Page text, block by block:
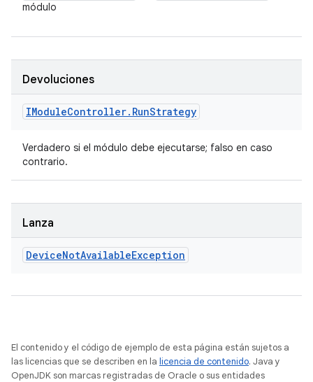
módulo
Devoluciones
IModuleController. RunStrategy
Verdadero si el módulo debe ejecutarse; falso en caso
contrario.
Lanza
DeviceNotAvailableException
El contenido y el código de ejemplo de esta página están sujetos a
las licencias que se describen en la licencia de contenido. Java y
OpenJDK son marcas registradas de Oracle o sus entidades